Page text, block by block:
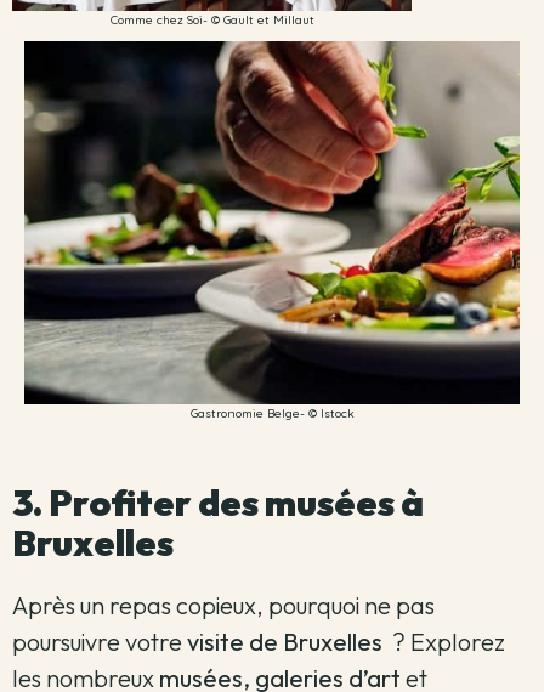
Comme chez Soi- © Gault et Millaut
Gastronomie Belge- © Istock
3. Profiter des musées à
Bruxelles
Après un repas copieux, pourquoi ne pas
poursuivre votrevisite de Bruxelles ? Explorez
les nombreux musées, galeries d’art et